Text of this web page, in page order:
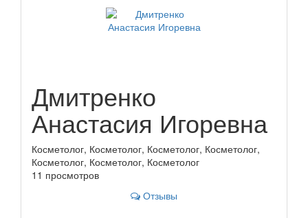
Дмитренко
Анастасия Игоревна
Косметолог, Косметолог, Косметолог, Косметолог,
Косметолог, Косметолог, Косметолог
11 просмотров
Отзывы